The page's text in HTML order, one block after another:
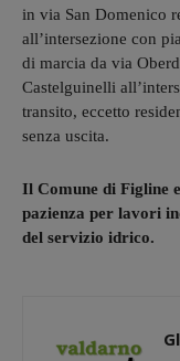
in via San Domenico
all’intersezione con
di marcia da via
Castelguinelli
transito, eccetto
senza uscita.
Il Comune di Figline
pazienza per lavori
del servizio idrico.